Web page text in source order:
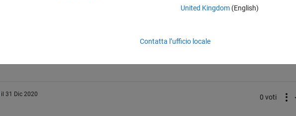
il 31 Dic 2020 0 voti
United Kingdom(English)
Contatta l’ufficio locale